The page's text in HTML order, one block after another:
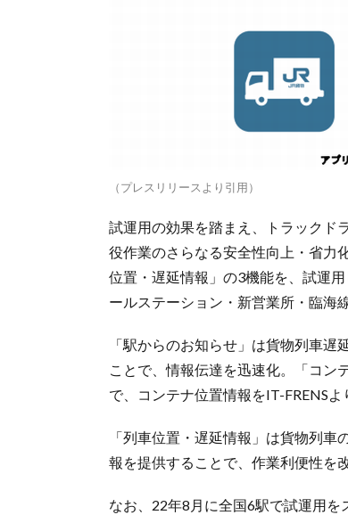
（プレスリリースより引用）
試運用の効果を踏まえ、トラックド
役作業のさらなる安全性向上・省力
位置・遅延情報」の3機能を、試運
ールステーション・新営業所・臨海
「駅からのお知らせ」は貨物列車
ことで、情報伝達を迅速化。「コン
で、コンテナ位置情報をIT-FRENS
「列車位置・遅延情報」は貨物列
報を提供することで、作業利便性を
なお、22年8月に全国6駅で試運用